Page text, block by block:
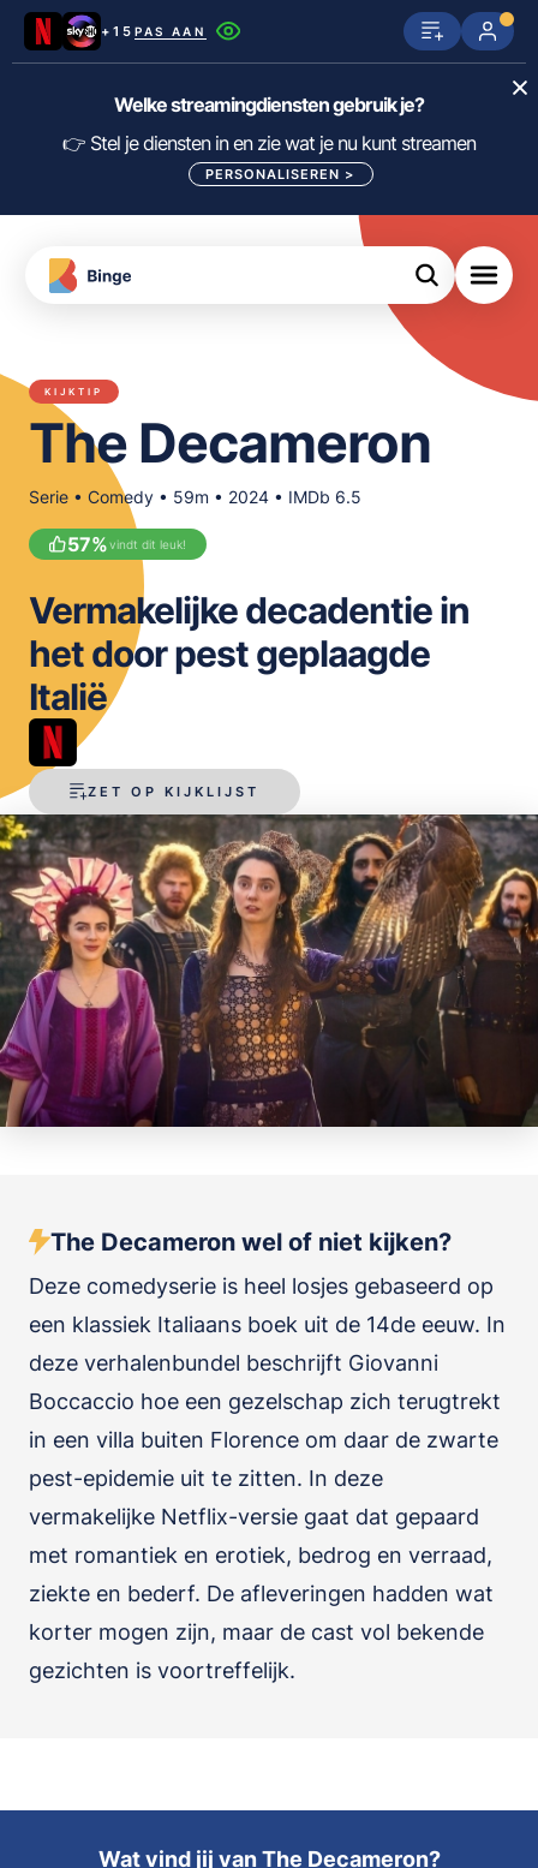
+15 PAS AAN
Netflix SkyShowtime Prime Video
Disney+ Videoland HBO Max
Viaplay Apple TV
KIJK
meJane
FILTER FILMS EN SERIES OP MIJN
ALLES/NIETS SELECTEREN
Welke streamingdiensten gebruik je?
👉 Stel je diensten in en zie wat je nu kunt streamen
PERSONALISEREN >
Download
App
KIJKTIP
The Decameron
Serie • Comedy • 59m • 2024 • IMDb 6.5
57%vindt dit leuk!
ZET OP KIJKLIJST
Vermakelijke decadentie in
het door pest geplaagde
Italië
The Decameron wel of niet kijken?
Deze comedyserie is heel losjes gebaseerd op
een klassiek Italiaans boek uit de 14de eeuw. In
deze verhalenbundel beschrijft Giovanni
Boccaccio hoe een gezelschap zich terugtrekt
in een villa buiten Florence om daar de zwarte
pest-epidemie uit te zitten. In deze
vermakelijke Netflix-versie gaat dat gepaard
met romantiek en erotiek, bedrog en verraad,
ziekte en bederf. De afleveringen hadden wat
korter mogen zijn, maar de cast vol bekende
gezichten is voortreffelijk.
Wat vind jij van The Decameron?